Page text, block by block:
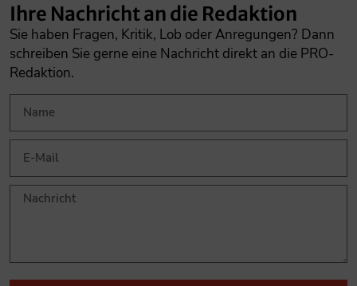
Ihre Nachricht an die Redaktion
Sie haben Fragen, Kritik, Lob oder Anregungen? Dann
schreiben Sie gerne eine Nachricht direkt an die PRO-
Redaktion.